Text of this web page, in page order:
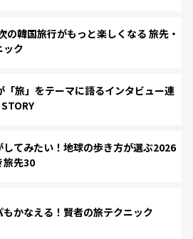
韓国旅行がもっと楽しくなる 旅先・
ック
「旅」をテーマに語るインタビュー連
てみたい！地球の歩き方が選ぶ2026
旅先30
かなえる！賢者の旅テクニック